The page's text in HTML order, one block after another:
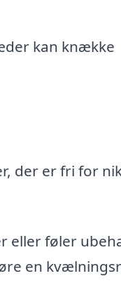
kan knække
der er fri for
eller føler
en